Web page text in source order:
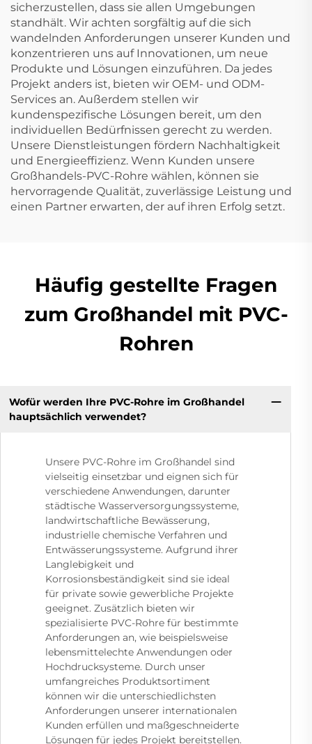
sicherzustellen, dass sie allen Umgebungen
standhält. Wir achten sorgfältig auf die sich
wandelnden Anforderungen unserer Kunden und
konzentrieren uns auf Innovationen, um neue
Produkte und Lösungen einzuführen. Da jedes
Projekt anders ist, bieten wir OEM- und ODM-
Services an. Außerdem stellen wir
kundenspezifische Lösungen bereit, um den
individuellen Bedürfnissen gerecht zu werden.
Unsere Dienstleistungen fördern Nachhaltigkeit
und Energieeffizienz. Wenn Kunden unsere
Großhandels-PVC-Rohre wählen, können sie
hervorragende Qualität, zuverlässige Leistung und
einen Partner erwarten, der auf ihren Erfolg setzt.
Häufig gestellte Fragen
zum Großhandel mit PVC-
Rohren
Wofür werden Ihre PVC-Rohre im Großhandel
hauptsächlich verwendet?
Unsere PVC-Rohre im Großhandel sind
vielseitig einsetzbar und eignen sich für
verschiedene Anwendungen, darunter
städtische Wasserversorgungssysteme,
landwirtschaftliche Bewässerung,
industrielle chemische Verfahren und
Entwässerungssysteme. Aufgrund ihrer
Langlebigkeit und
Korrosionsbeständigkeit sind sie ideal
für private sowie gewerbliche Projekte
geeignet. Zusätzlich bieten wir
spezialisierte PVC-Rohre für bestimmte
Anforderungen an, wie beispielsweise
lebensmittelechte Anwendungen oder
Hochdrucksysteme. Durch unser
umfangreiches Produktsortiment
können wir die unterschiedlichsten
Anforderungen unserer internationalen
Kunden erfüllen und maßgeschneiderte
Lösungen für jedes Projekt bereitstellen.